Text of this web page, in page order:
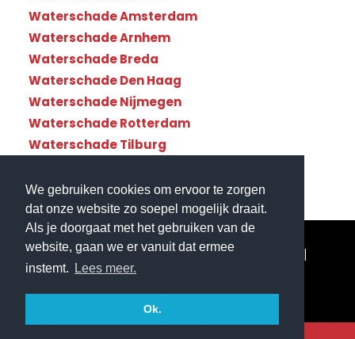
We gebruiken cookies om ervoor te zorgen
dat onze website zo soepel mogelijk draait.
Als je doorgaat met het gebruiken van de
website, gaan we er vanuit dat ermee
instemt.
Lees meer.
Ok.
Waterschade Amsterdam
Waterschade Arnhem
Waterschade Breda
Waterschade Den Haag
Waterschade Nijmegen
Waterschade Rotterdam
Waterschade Tilburg
© Copyright Waterschade112 - Landelijke dekking|
Website gemaakt door